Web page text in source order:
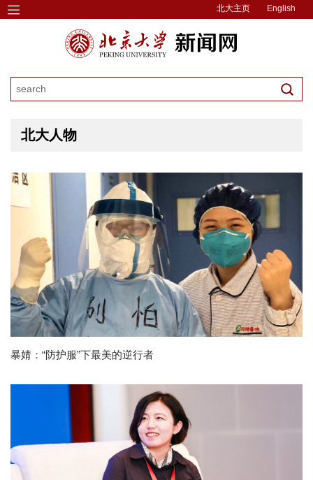
北大主页 English
北大人物
暴婧：“防护服”下最美的逆行者